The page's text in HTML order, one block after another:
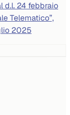
d.l. 24 febbraio
Telematico”,
2025